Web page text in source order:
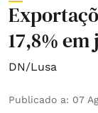
17,8%
DN/Lusa
Publicado a: 07